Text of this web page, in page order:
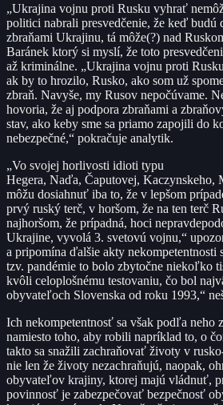
„Ukrajina vojnu proti Rusku vyhrať
politici nabrali presvedčenie, že keď budú
zbraňami Ukrajinu, tá môže(?) nad
Baránek ktorý si myslí, že toto
až kriminálne. „Ukrajina vojnu proti
ak by to hrozilo, Rusko, ako som už
zbraň. Navyše, my Rusov nepočúvame.
hovoria, že aj podpora zbraňami a
stav, ako keby sme sa priamo zapojili do
nebezpečné,“ pokračuje analytik.
„Vo svojej horlivosti idioti typu
Hegera, Naďa, Čaputovej, Kaczynskeho,
môžu dosiahnuť iba to, že v lepšom
prvý ruský terč, v horšom, že na ten terč
najhoršom, že prípadná, hoci
Ukrajine, vyvolá 3. svetovú vojnu,“
a pripomína ďalšie akty nekompetentnosti
tzv. pandémie to bolo zbytočne niekoľko
kvôli celoplošnému testovaniu, čo bol
obyvateľoch Slovenska od roku 1993,“
Ich nekompetentnosť sa však podľa neho
namiesto toho, aby robili napríklad to, o
takto sa snažili zachraňovať životy v
nie len že životy nezachraňujú, naopak,
obyvateľov krajiny, ktorej majú vládnuť,
povinnosť je zabezpečovať bezpečnosť